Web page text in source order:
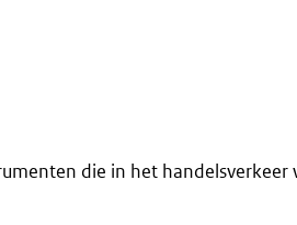
die in het